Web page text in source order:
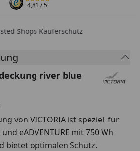
4,81/ 5
Shops Käuferschutz
river blue
von VICTORIA ist speziell für
eADVENTURE mit 750 Wh
bietet optimalen Schutz.